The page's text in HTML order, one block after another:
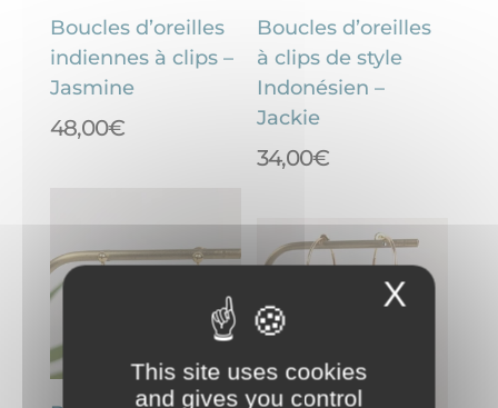
Boucles d’oreilles
indiennes à clips –
Jasmine
48,00€
Boucles d’oreilles
à clips de style
Indonésien –
Jackie
34,00€
X
This site uses cookies
and gives you control